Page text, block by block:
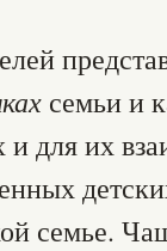
семьи и
и для их
семье.